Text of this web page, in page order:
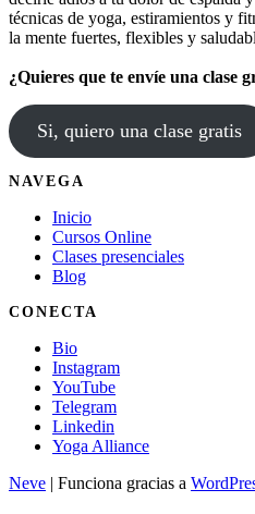
técnicas de yoga, estiramientos y
la mente fuertes, flexibles y
¿Quieres que te envíe una clase
Si, quiero una clase gratis
NAVEGA
Inicio
Cursos Online
Clases presenciales
Blog
CONECTA
Bio
Instagram
YouTube
Telegram
Linkedin
Yoga Alliance
Neve | Funciona gracias a